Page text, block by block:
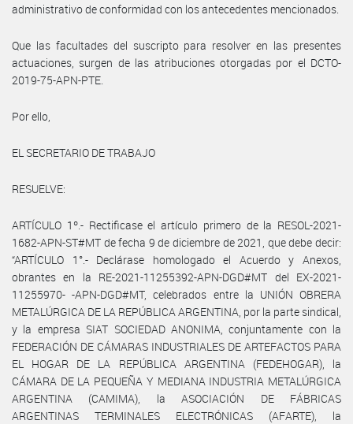
administrativo de conformidad con los antecedentes mencionados.
Que las facultades del suscripto para resolver en las presentes
actuaciones, surgen de las atribuciones otorgadas por el DCTO-
2019-75-APN-PTE.
Por ello,
EL SECRETARIO DE TRABAJO
RESUELVE:
ARTÍCULO 1º.- Rectificase el artículo primero de la RESOL-2021-
1682-APN-ST#MT de fecha 9 de diciembre de 2021, que debe decir:
“ARTÍCULO 1°.- Declárase homologado el Acuerdo y Anexos,
obrantes en la RE-2021-11255392-APN-DGD#MT del EX-2021-
11255970- -APN-DGD#MT, celebrados entre la UNIÓN OBRERA
METALÚRGICA DE LA REPÚBLICA ARGENTINA, por la parte sindical,
y la empresa SIAT SOCIEDAD ANONIMA, conjuntamente con la
FEDERACIÓN DE CÁMARAS INDUSTRIALES DE ARTEFACTOS PARA
EL HOGAR DE LA REPÚBLICA ARGENTINA (FEDEHOGAR), la
CÁMARA DE LA PEQUEÑA Y MEDIANA INDUSTRIA METALÚRGICA
ARGENTINA (CAMIMA), la ASOCIACIÓN DE FÁBRICAS
ARGENTINAS TERMINALES ELECTRÓNICAS (AFARTE), la